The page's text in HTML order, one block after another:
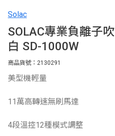
Solac
SOLAC專業負離子
白 SD-1000W
商品貨號：2130291
美型機輕量
11萬高轉速無刷馬達
4段溫控12種模式調整